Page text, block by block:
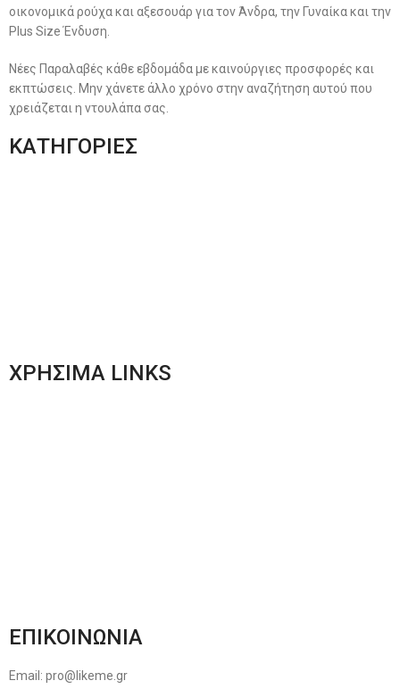
οικονομικά ρούχα και αξεσουάρ για τον Άνδρα, την Γυναίκα και την
Plus Size Ένδυση.
Νέες Παραλαβές κάθε εβδομάδα με καινούργιες προσφορές και
εκπτώσεις. Μην χάνετε άλλο χρόνο στην αναζήτηση αυτού που
χρειάζεται η ντουλάπα σας.
ΚΑΤΗΓΟΡΙΕΣ
ΧΡΗΣΙΜΑ LINKS
ΕΠΙΚΟΙΝΩΝΙΑ
Email: pro@likeme.gr